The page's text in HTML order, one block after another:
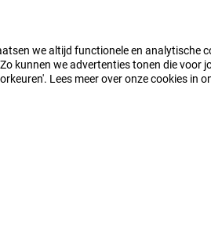
we altijd functionele en analytische
kunnen we advertenties tonen die voor
Lees meer over onze cookies in